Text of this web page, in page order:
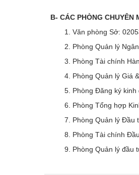
B- CÁC PHÒNG CHUYÊN
1. Văn phòng Sở:
2. Phòng Quản lý Ngân
3. Phòng Tài chính Hành
4. Phòng Quản lý Giá &
5. Phòng Đăng ký kinh
6. Phòng Tổng hợp Kinh
7. Phòng Quản lý Đầu tư
8. Phòng Tài chính Đầu
9. Phòng Quản lý đầu tư